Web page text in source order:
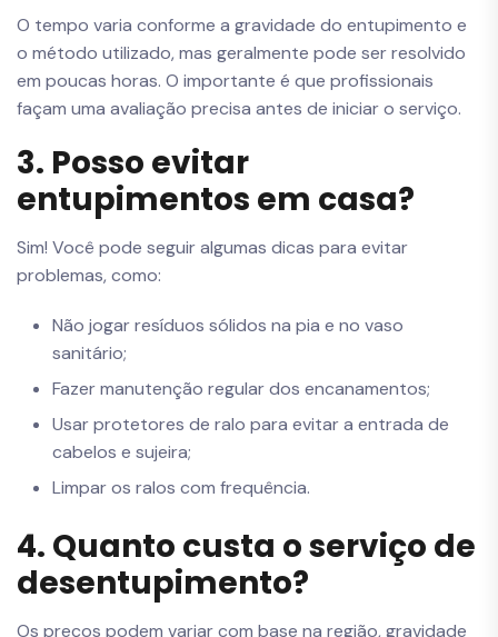
O tempo varia conforme a gravidade do entupimento e
o método utilizado, mas geralmente pode ser resolvido
em poucas horas. O importante é que profissionais
façam uma avaliação precisa antes de iniciar o serviço.
3. Posso evitar
entupimentos em casa?
Sim! Você pode seguir algumas dicas para evitar
problemas, como:
Não jogar resíduos sólidos na pia e no vaso
sanitário;
Fazer manutenção regular dos encanamentos;
Usar protetores de ralo para evitar a entrada de
cabelos e sujeira;
Limpar os ralos com frequência.
4. Quanto custa o serviço de
desentupimento?
Os preços podem variar com base na região, gravidade